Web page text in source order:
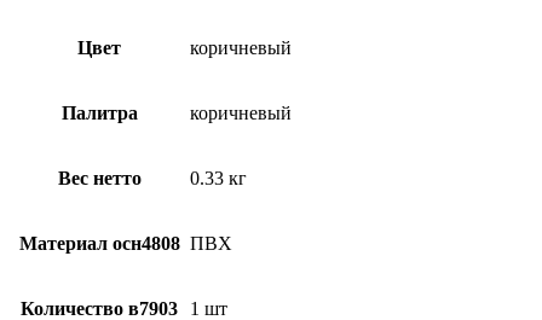
Цвет коричневый
Палитра коричневый
Вес нетто 0.33 кг
Материал осн4808 ПВХ
Количество в7903 1 шт